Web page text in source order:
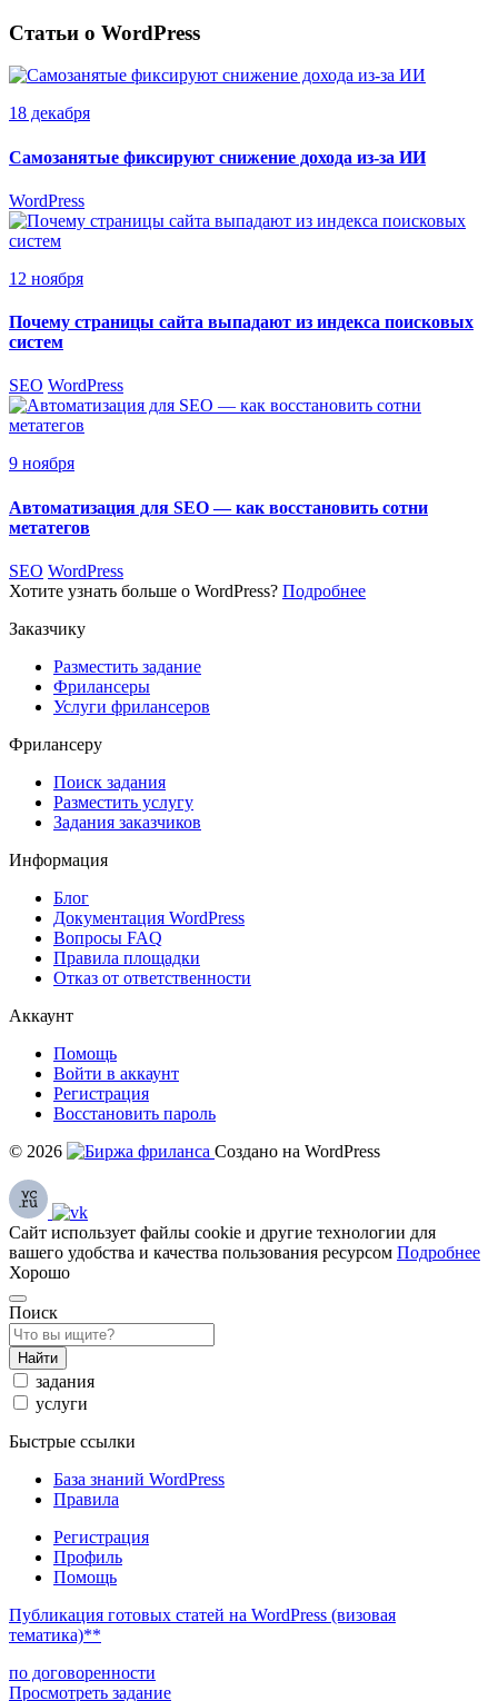
Статьи о WordPress
18 декабря
Самозанятые фиксируют снижение дохода из-за ИИ
WordPress
12 ноября
Почему страницы сайта выпадают из индекса поисковых
систем
SEO WordPress
9 ноября
Автоматизация для SEO — как восстановить сотни
метатегов
SEO WordPress
Хотите узнать больше о WordPress? Подробнее
Заказчику
Разместить задание
Фрилансеры
Услуги фрилансеров
Фрилансеру
Поиск задания
Разместить услугу
Задания заказчиков
Информация
Блог
Документация WordPress
Вопросы FAQ
Правила площадки
Отказ от ответственности
Аккаунт
Помощь
Войти в аккаунт
Регистрация
Восстановить пароль
© 2026
Создано на WordPress
Сайт использует файлы cookie и другие технологии для
вашего удобства и качества пользования ресурсом Подробнее
Хорошо
Поиск
Найти
задания
услуги
Быстрые ссылки
База знаний WordPress
Правила
Регистрация
Профиль
Помощь
Публикация готовых статей на WordPress (визовая
тематика)**
по договоренности
Просмотреть задание